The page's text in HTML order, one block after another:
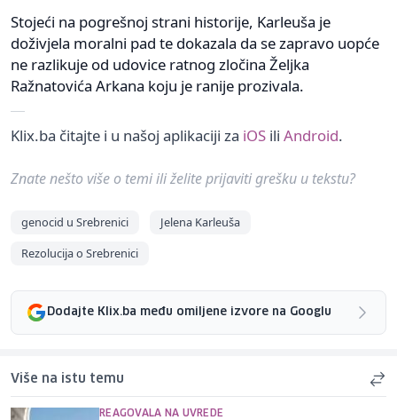
Stojeći na pogrešnoj strani historije, Karleuša je
doživjela moralni pad te dokazala da se zapravo uopće
ne razlikuje od udovice ratnog zločina Željka
Ražnatovića Arkana koju je ranije prozivala.
Klix.ba čitajte i u našoj aplikaciji za iOS ili Android.
Znate nešto više o temi ili želite prijaviti grešku u tekstu?
genocid u Srebrenici
Jelena Karleuša
Rezolucija o Srebrenici
Dodajte Klix.ba među omiljene izvore na Googlu
Više na istu temu
REAGOVALA NA UVREDE